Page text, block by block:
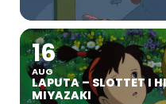
16
AUG
LAPUTA – SLOTTET I
MIYAZAKI